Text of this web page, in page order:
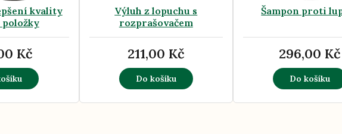
kvality
položky
Kč
Výluh z lopuchu s
rozprašovačem
211,00 Kč
Do košíku
Šampon proti
296,00 Kč
Do košíku